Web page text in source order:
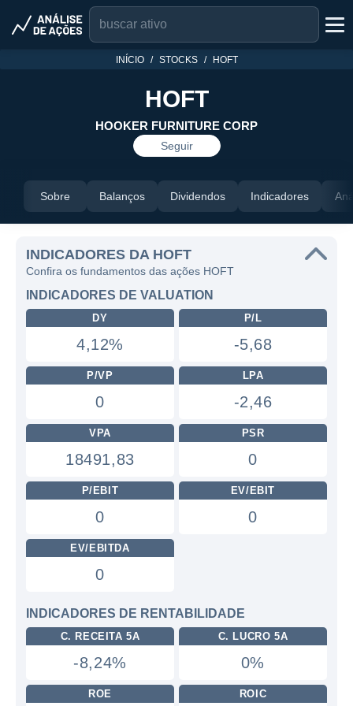
INÍCIO STOCKS HOFT
HOFT
HOOKER FURNITURE CORP
Seguir
Sobre Balanços Dividendos Indicadores
INDICADORES DA HOFT
Confira os fundamentos das ações HOFT
INDICADORES DE VALUATION
DY
4,12%
P/L
-5,68
P/VP
0
LPA
-2,46
VPA
18491,83
PSR
0
P/EBIT
0
EV/EBIT
0
EV/EBITDA
0
INDICADORES DE RENTABILIDADE
C. RECEITA 5A
-8,24%
C. LUCRO 5A
0%
ROE ROIC